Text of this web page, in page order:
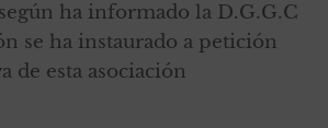
ha informado la D.G.G.C
se ha instaurado a petición
de esta asociación